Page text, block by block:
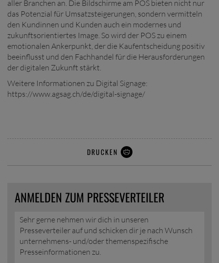
aller Branchen an. Die Bildschirme am POS bieten nicht nur
das Potenzial für Umsatzsteigerungen, sondern vermitteln
den Kundinnen und Kunden auch ein modernes und
zukunftsorientiertes Image. So wird der POS zu einem
emotionalen Ankerpunkt, der die Kaufentscheidung positiv
beeinflusst und den Fachhandel für die Herausforderungen
der digitalen Zukunft stärkt.
Weitere Informationen zu Digital Signage:
https://www.agsag.ch/de/digital-signage/
DRUCKEN
ANMELDEN ZUM PRESSEVERTEILER
Sehr gerne nehmen wir dich in unseren
Presseverteiler auf und schicken dir je nach Wunsch
unternehmens- und/oder themenspezifische
Presseinformationen zu.